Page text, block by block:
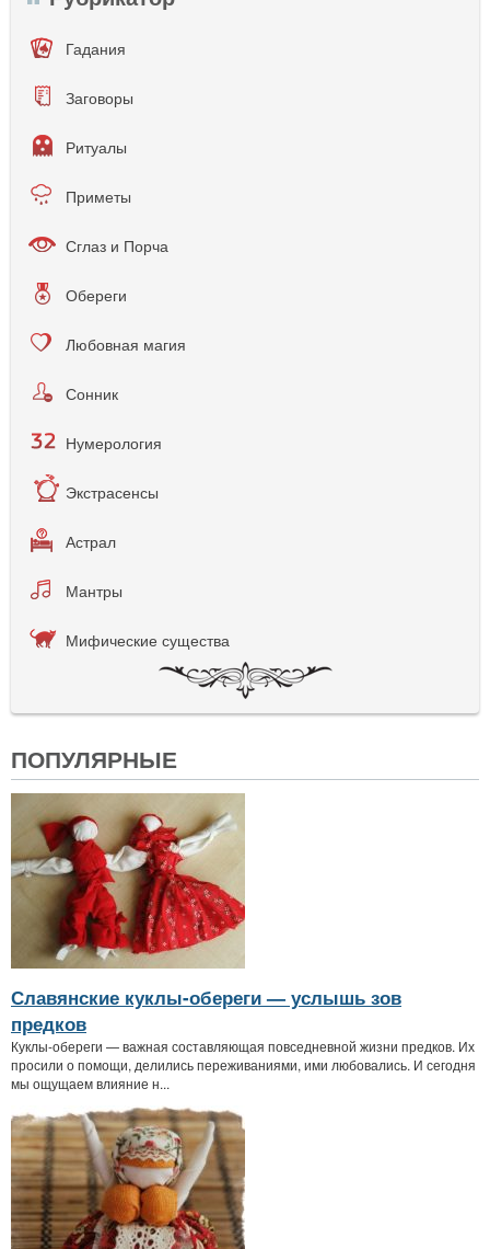
Гадания
Заговоры
Ритуалы
Приметы
Сглаз и Порча
Обереги
Любовная магия
Сонник
Нумерология
Экстрасенсы
Астрал
Мантры
Мифические существа
ПОПУЛЯРНЫЕ
Славянские куклы-обереги — услышь зов
предков
Куклы-обереги — важная составляющая повседневной жизни предков. Их
просили о помощи, делились переживаниями, ими любовались. И сегодня
мы ощущаем влияние н...